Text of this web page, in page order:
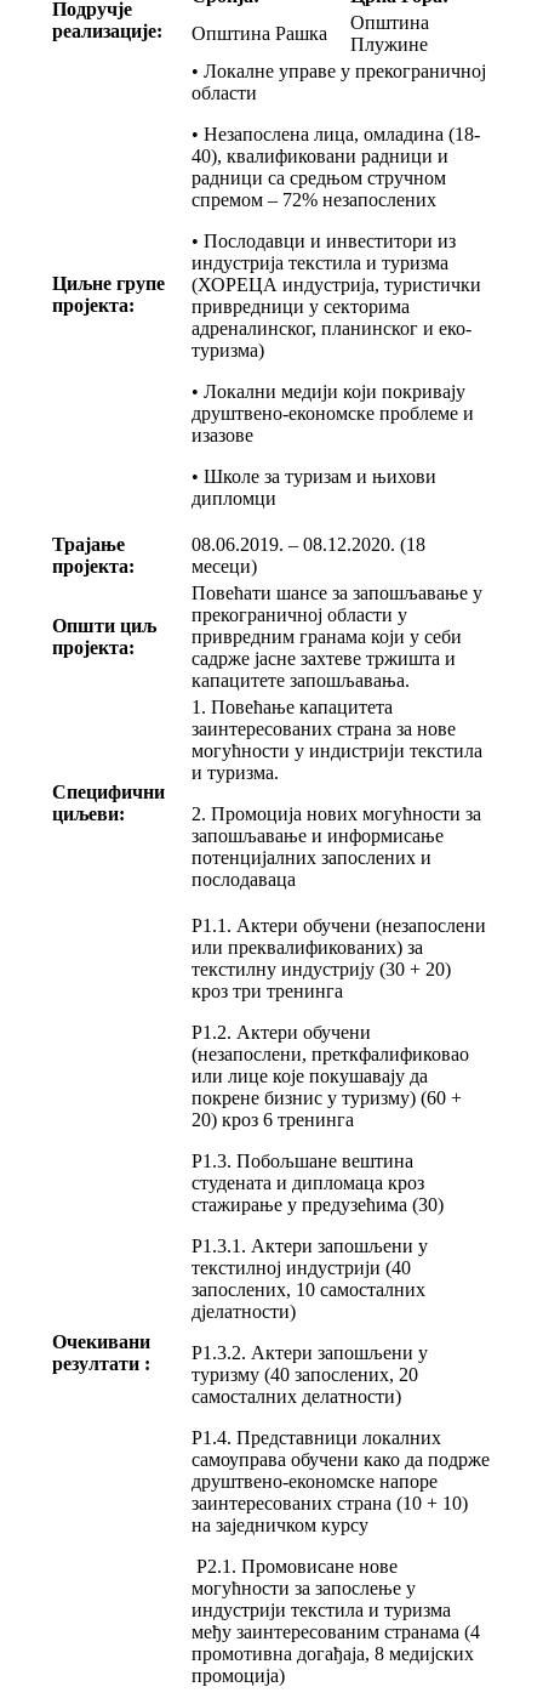
Подручје
реализације:
Општина Рашка
Општина
Плужине
Циљне групе
пројекта:
• Локалне управе у прекограничној
области
• Незапослена лица, омладина (18-
40), квалификовани радници и
радници са средњом стручном
спремом – 72% незапослених
• Послодавци и инвеститори из
индустрија текстила и туризма
(ХОРЕЦА индустрија, туристички
привредници у секторима
адреналинског, планинског и еко-
туризма)
• Локални медији који покривају
друштвено-економске проблеме и
изазове
• Школе за туризам и њихови
дипломци
Трајање
пројекта:
08.06.2019. – 08.12.2020. (18
месеци)
Општи циљ
пројекта:
Повећати шансе за запошљавање у
прекограничној области у
привредним гранама који у себи
садрже јасне захтеве тржишта и
капацитете запошљавања.
Специфични
циљеви:
1. Повећање капацитета
заинтересованих страна за нове
могућности у индистрији текстила
и туризма.
2. Промоција нових могућности за
запошљавање и информисање
потенцијалних запослених и
послодаваца
Очекивани
резултати :
Р1.1. Актери обучени (незапослени
или преквалификованих) за
текстилну индустрију (30 + 20)
кроз три тренинга
Р1.2. Актери обучени
(незапослени, преткфалификовао
или лице које покушавају да
покрене бизнис у туризму) (60 +
20) кроз 6 тренинга
Р1.3. Побољшане вештина
студената и дипломаца кроз
стажирање у предузећима (30)
Р1.3.1. Актери запошљени у
текстилној индустрији (40
запослених, 10 самосталних
дјелатности)
Р1.3.2. Актери запошљени у
туризму (40 запослених, 20
самосталних делатности)
Р1.4. Представници локалних
самоуправа обучени како да подрже
друштвено-економске напоре
заинтересованих страна (10 + 10)
на заједничком курсу
Р2.1. Промовисане нове
могућности за запослење у
индустрији текстила и туризма
међу заинтересованим странама (4
промотивна догађаја, 8 медијских
промоција)